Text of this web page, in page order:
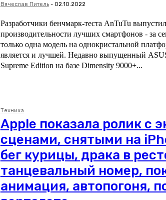
Вячеслав Питель - 02.10.2022
Разработчики бенчмарк-теста AnTuTu
производительности лучших смартфонов - за
только одна модель на однокристальной
является и лучшей. Недавно выпущенный ASUS ROG 6 Dimensity
Supreme Edition на базе Dimensity 9000+...
Техника
Apple показала ролик с
сценами, снятыми на
бег курицы, драка в
танцевальный номер,
анимация, автопогоня,